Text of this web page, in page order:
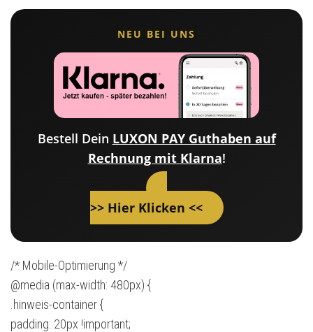
NEU BEI UNS
Bestell Dein LUXON PAY Guthaben auf
Rechnung mit Klarna!
>> Hier Klicken <<
/* Mobile-Optimierung */
@media (max-width: 480px) {
.hinweis-container {
padding: 20px !important;